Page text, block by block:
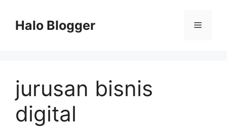
contentHalo Blogger Menu
jurusan bisnis
digital